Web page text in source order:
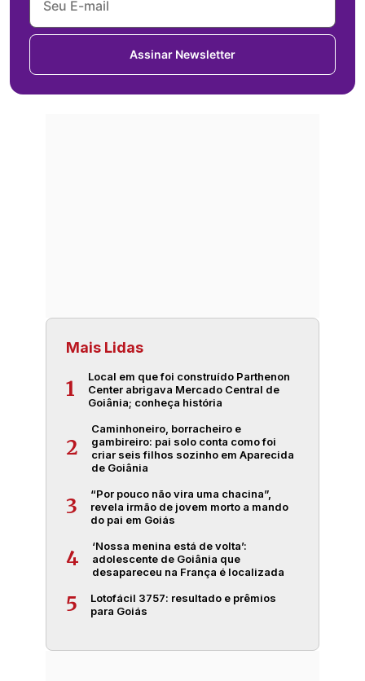
Assinar Newsletter
Mais Lidas
1
Local em que foi construído Parthenon
Center abrigava Mercado Central de
Goiânia; conheça história
2
Caminhoneiro, borracheiro e
gambireiro: pai solo conta como foi
criar seis filhos sozinho em Aparecida
de Goiânia
3
“Por pouco não vira uma chacina”,
revela irmão de jovem morto a mando
do pai em Goiás
4
‘Nossa menina está de volta’:
adolescente de Goiânia que
desapareceu na França é localizada
5
Lotofácil 3757: resultado e prêmios
para Goiás